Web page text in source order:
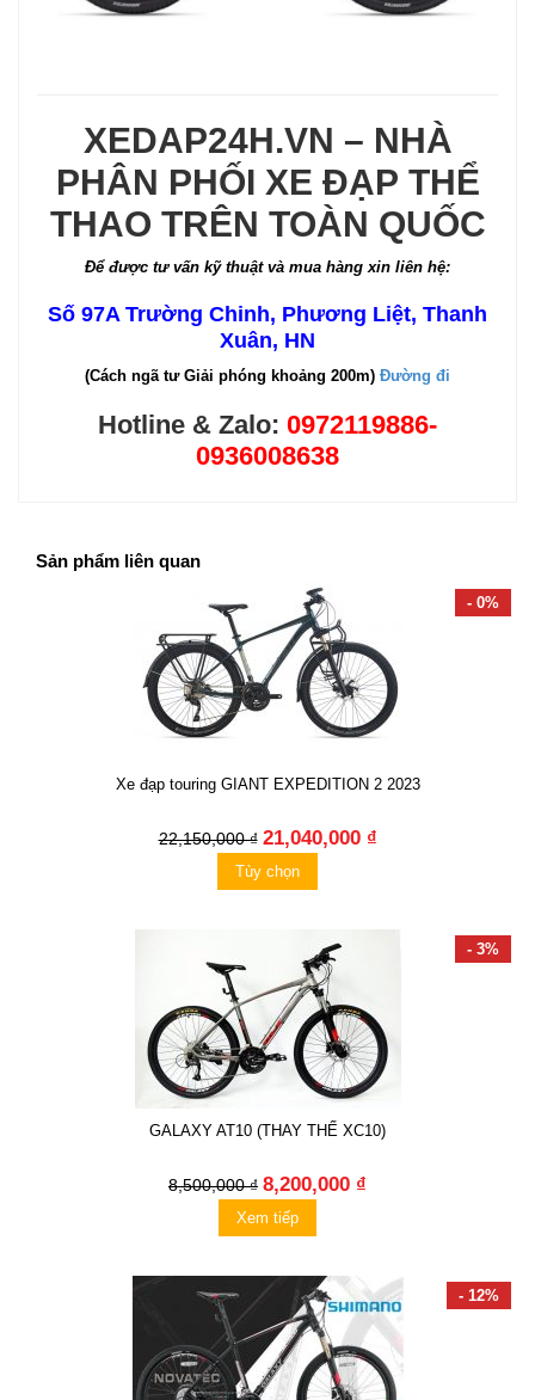
XEDAP24H.VN – NHÀ
PHÂN PHỐI XE ĐẠP THỂ
THAO TRÊN TOÀN QUỐC
Để được tư vấn kỹ thuật và mua hàng xin liên hệ:
Số 97A Trường Chinh, Phương Liệt, Thanh
Xuân, HN
(Cách ngã tư Giải phóng khoảng 200m) Đường đi
Hotline & Zalo: 0972119886-
0936008638
Sản phẩm liên quan
- 0%
Xe đạp touring GIANT EXPEDITION 2 2023
22,150,000 ₫ 21,040,000 ₫
Tùy chọn
- 3%
GALAXY AT10 (THAY THẾ XC10)
8,500,000 ₫ 8,200,000 ₫
Xem tiếp
- 12%